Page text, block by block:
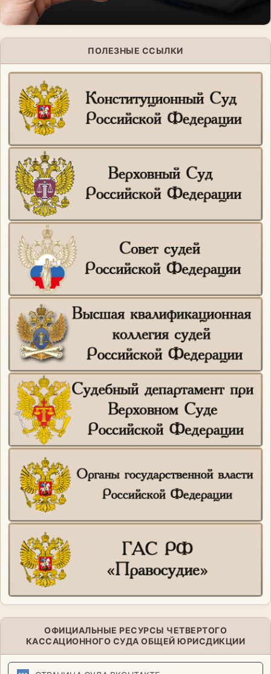
ПОЛЕЗНЫЕ ССЫЛКИ
ОФИЦИАЛЬНЫЕ РЕСУРСЫ ЧЕТВЕРТОГО
КАССАЦИОННОГО СУДА ОБЩЕЙ ЮРИСДИКЦИИ